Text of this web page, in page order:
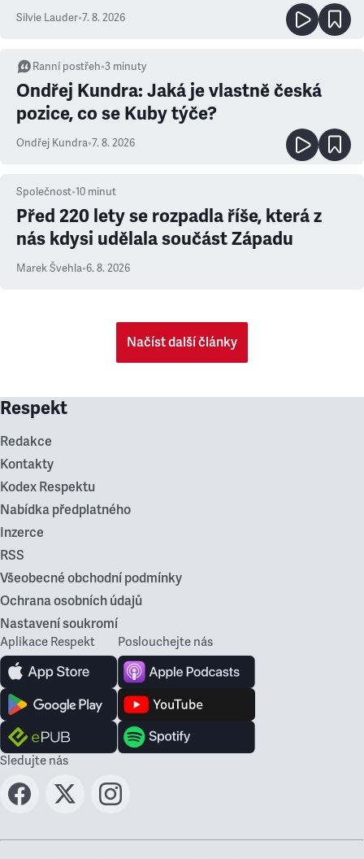
Silvie Lauder•7. 8. 2026
Ranní postřeh•3 minuty
Ondřej Kundra: Jaká je vlastně česká
pozice, co se Kuby týče?
Ondřej Kundra•7. 8. 2026
Společnost•10 minut
Před 220 lety se rozpadla říše, která z
nás kdysi udělala součást Západu
Marek Švehla•6. 8. 2026
Načíst další články
Respekt
Redakce
Kontakty
Kodex Respektu
Nabídka předplatného
Inzerce
RSS
Všeobecné obchodní podmínky
Ochrana osobních údajů
Nastavení soukromí
Aplikace Respekt Poslouchejte nás
Sledujte nás